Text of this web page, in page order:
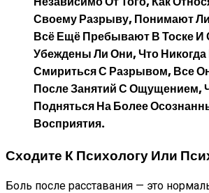
Своему Разрыву, Понимают
Всё Ещё Пребывают В Тоске И
Убеждены Ли Они, Что
Смириться С Разрывом, Все
После Занятий С Ощущением,
Подняться На Более
Восприятия.
Сходите К Психологу Или
Боль после расставания — это